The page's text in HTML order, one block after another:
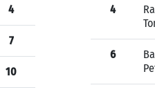
4
7
10
4
6